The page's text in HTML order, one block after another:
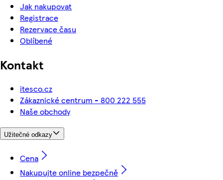
Jak nakupovat
Registrace
Rezervace času
Oblíbené
Kontakt
itesco.cz
Zákaznické centrum - 800 222 555
Naše obchody
Užitečné odkazy
Cena
Nakupujte online bezpečně